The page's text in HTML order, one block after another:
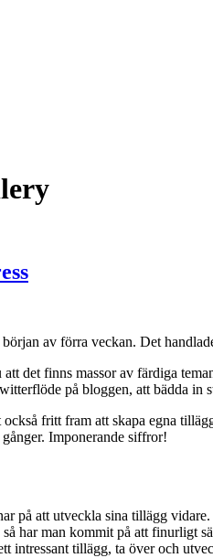
av förra veckan. Det
att det finns massor av färdiga
på bloggen, att bädda in
fritt fram att skapa egna
Imponerande siffror!
på att utveckla sina tillägg
har man kommit på att finurligt
intressant tillägg, ta över och